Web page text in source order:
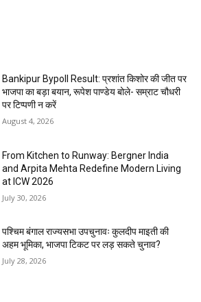
Bankipur Bypoll Result: प्रशांत किशोर की जीत पर
भाजपा का बड़ा बयान, रूपेश पाण्डेय बोले- सम्राट चौधरी
पर टिप्पणी न करें
August 4, 2026
From Kitchen to Runway: Bergner India
and Arpita Mehta Redefine Modern Living
at ICW 2026
July 30, 2026
पश्चिम बंगाल राज्यसभा उपचुनावः कुलदीप माइती की
अहम भूमिका, भाजपा टिकट पर लड़ सकते चुनाव?
July 28, 2026